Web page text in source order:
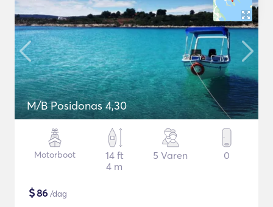
M/B Posidonas 4,30
Motorboot
14 ft
4 m
5 Varen 0
$86 /dag